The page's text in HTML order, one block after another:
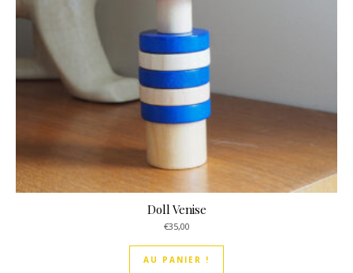
Doll Venise
€35,00
AU PANIER !